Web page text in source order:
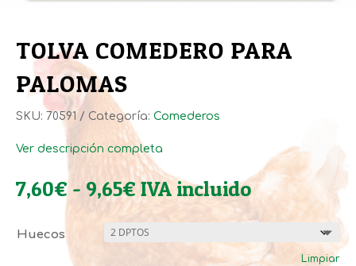
TOLVA COMEDERO PARA
PALOMAS
SKU: 70591 Categoría: Comederos
Ver descripción completa
7,60€ - 9,65€ Rango
de
precios:
desde
IVA incluido
Huecos
Limpiar